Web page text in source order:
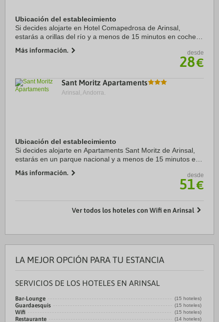
Ubicación del establecimiento
Si decides alojarte en Hotel Comapedrosa de Arinsal,
estarás a orillas del río y a menos de 15 minutos en coche
Además, este hotel se encuentra a 19,1 ...
Más información. desde
28€
Sant Moritz Apartaments
Arinsal, Andorra.
Ubicación del establecimiento
Si decides alojarte en Apartaments Sant Moritz de Arinsal,
estarás en un parque nacional y a menos de 15 minutos en
Andorra. Además, este hotel de esquí ...
Más información. desde
51€
Ver todos los hoteles con Wifi en Arinsal
LA MEJOR OPCIÓN PARA TU ESTANCIA
SERVICIOS DE LOS HOTELES EN ARINSAL
Bar-Lounge (15 hoteles)
Guardaesquís (15 hoteles)
Wifi (15 hoteles)
Restaurante (14 hoteles)